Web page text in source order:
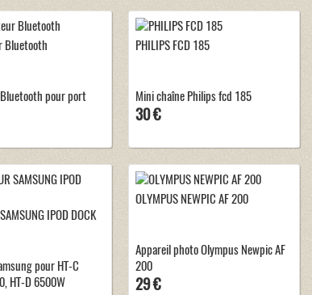
Bluetooth
pour port
PHILIPS FCD 185
Mini chaîne Philips fcd 185
30 €
IPOD DOCK
pour HT-C
HT-D 6500W
OLYMPUS NEWPIC AF 200
Appareil photo Olympus Newpic AF
200
29 €